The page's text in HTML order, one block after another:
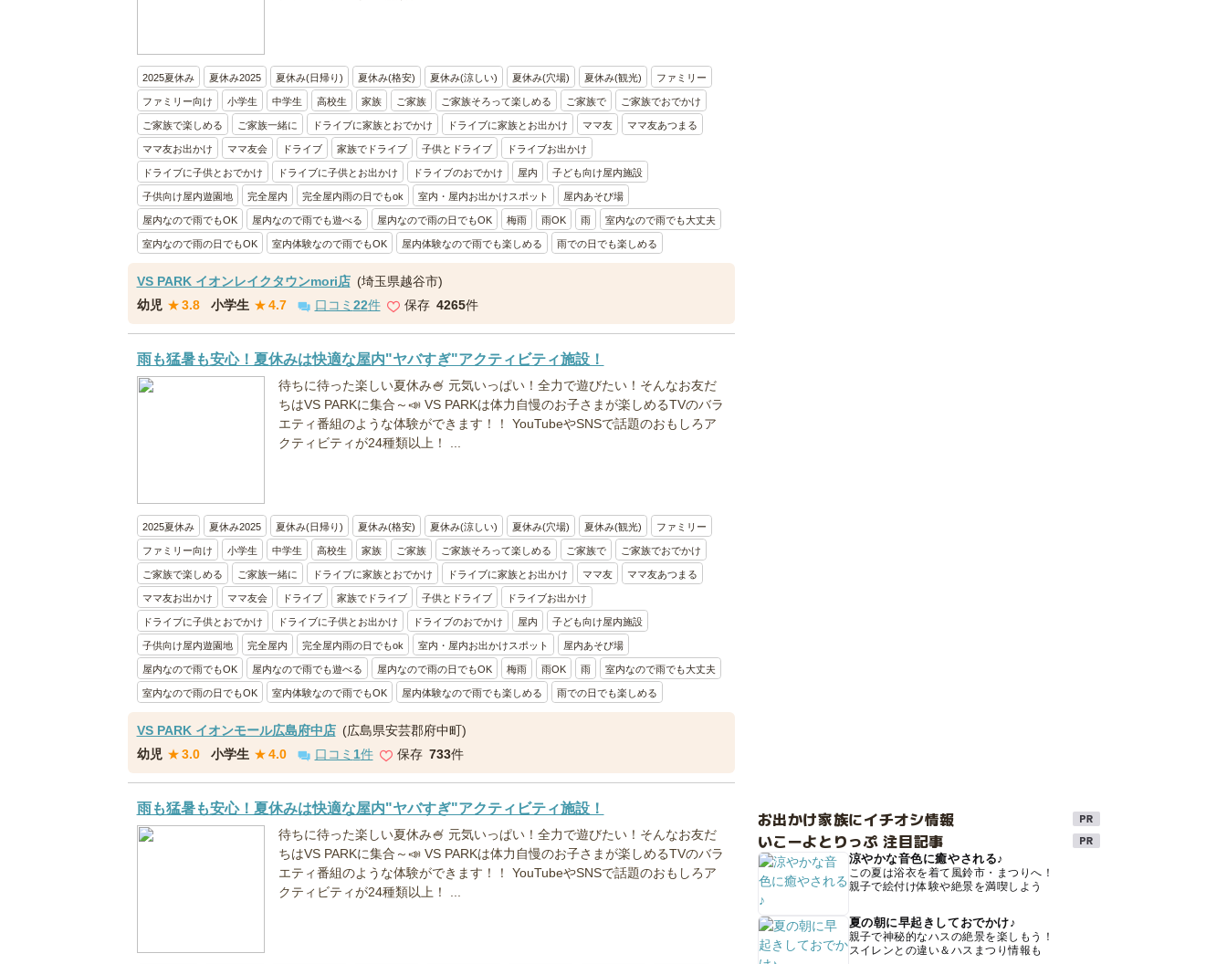
2025夏休み 夏休み2025 夏休み(日帰り) 夏休み(格安) 夏休み(涼しい) 夏休み(穴場) 夏休み(観光) ファミリー
ファミリー向け 小学生 中学生 高校生 家族 ご家族 ご家族そろって楽しめる ご家族で ご家族でおでかけ
ご家族で楽しめる ご家族一緒に ドライブに家族とおでかけ ドライブに家族とお出かけ ママ友 ママ友あつまる
ママ友お出かけ ママ友会 ドライブ 家族でドライブ 子供とドライブ ドライブお出かけ
ドライブに子供とおでかけ ドライブに子供とお出かけ ドライブのおでかけ 屋内 子ども向け屋内施設
子供向け屋内遊園地 完全屋内 完全屋内雨の日でもok 室内・屋内お出かけスポット 屋内あそび場
屋内なので雨でもOK 屋内なので雨でも遊べる 屋内なので雨の日でもOK 梅雨 雨OK 雨 室内なので雨でも大丈夫
室内なので雨の日でもOK 室内体験なので雨でもOK 屋内体験なので雨でも楽しめる 雨での日でも楽しめる
VS PARK イオンレイクタウンmori店 (埼玉県越谷市)
幼児 ★3.8 小学生 ★4.7 口コミ 22件 保存 4265件
雨も猛暑も安心！夏休みは快適な屋内"ヤバすぎ"アクティビティ施設！
待ちに待った楽しい夏休み🍧 元気いっぱい！全力で遊びたい！そんなお友だ
ちはVS PARKに集合～📣 VS PARKは体力自慢のお子さまが楽しめるTVのバラ
エティ番組のような体験ができます！！ YouTubeやSNSで話題のおもしろア
クティビティが24種類以上！ ...
2025夏休み 夏休み2025 夏休み(日帰り) 夏休み(格安) 夏休み(涼しい) 夏休み(穴場) 夏休み(観光) ファミリー
ファミリー向け 小学生 中学生 高校生 家族 ご家族 ご家族そろって楽しめる ご家族で ご家族でおでかけ
ご家族で楽しめる ご家族一緒に ドライブに家族とおでかけ ドライブに家族とお出かけ ママ友 ママ友あつまる
ママ友お出かけ ママ友会 ドライブ 家族でドライブ 子供とドライブ ドライブお出かけ
ドライブに子供とおでかけ ドライブに子供とお出かけ ドライブのおでかけ 屋内 子ども向け屋内施設
子供向け屋内遊園地 完全屋内 完全屋内雨の日でもok 室内・屋内お出かけスポット 屋内あそび場
屋内なので雨でもOK 屋内なので雨でも遊べる 屋内なので雨の日でもOK 梅雨 雨OK 雨 室内なので雨でも大丈夫
室内なので雨の日でもOK 室内体験なので雨でもOK 屋内体験なので雨でも楽しめる 雨での日でも楽しめる
VS PARK イオンモール広島府中店 (広島県安芸郡府中町)
幼児 ★3.0 小学生 ★4.0 口コミ 1件 保存 733件
雨も猛暑も安心！夏休みは快適な屋内"ヤバすぎ"アクティビティ施設！
待ちに待った楽しい夏休み🍧 元気いっぱい！全力で遊びたい！そんなお友だ
ちはVS PARKに集合～📣 VS PARKは体力自慢のお子さまが楽しめるTVのバラ
エティ番組のような体験ができます！！ YouTubeやSNSで話題のおもしろア
クティビティが24種類以上！ ...
お出かけ家族にイチオシ情報
いこーよとりっぷ 注目記事
涼やかな音色に癒やされる♪
この夏は浴衣を着て風鈴市・まつりへ！
親子で絵付け体験や絶景を満喫しよう
夏の朝に早起きしておでかけ♪
親子で神秘的なハスの絶景を楽しもう！
スイレンとの違い＆ハスまつり情報も